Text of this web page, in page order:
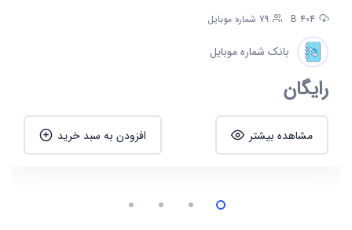
404 B 79 شماره موبایل
بانک شماره موبایل
رایگان
مشاهده بیشتر افزودن به سبد خرید